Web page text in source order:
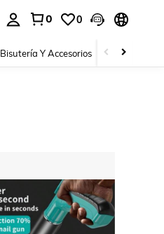
0 0
Bisutería Y Accesorios Zapatos